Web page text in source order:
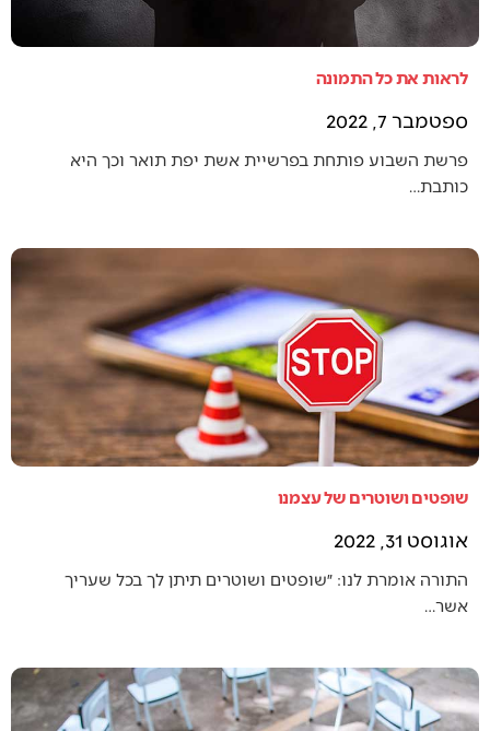
לראות את כל התמונה
ספטמבר 7, 2022
פרשת השבוע פותחת בפרשיית אשת יפת תואר וכך היא
כותבת…
שופטים ושוטרים של עצמנו
אוגוסט 31, 2022
התורה אומרת לנו: ״שופטים ושוטרים תיתן לך בכל שעריך
אשר…